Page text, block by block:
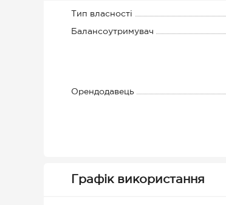
Тип власності
Балансоутримувач
Орендодавець
Графік використання